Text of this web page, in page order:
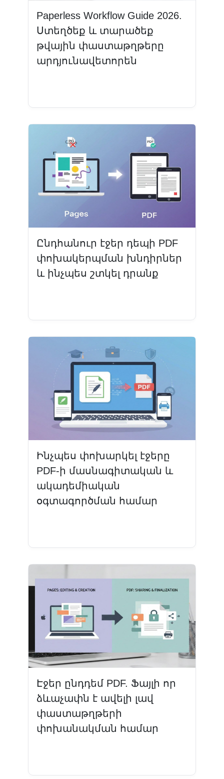
Paperless Workflow Guide 2026.
Ստեղծեք և տարածեք
թվային փաստաթղթերը
արդյունավետորեն
Ընդհանուր էջեր դեպի PDF
փոխակերպման խնդիրներ
և ինչպես շտկել դրանք
Ինչպես փոխարկել էջերը
PDF-ի մասնագիտական ​​և
ակադեմիական
օգտագործման համար
Էջեր ընդդեմ PDF. Ֆայլի որ
ձևաչափն է ավելի լավ
փաստաթղթերի
փոխանակման համար